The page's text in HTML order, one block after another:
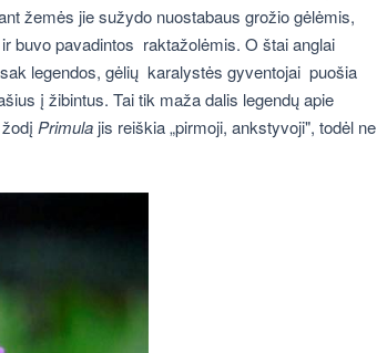
žemės jie sužydo nuostabaus grožio gėlėmis,
buvo pavadintos raktažolėmis. O štai anglai
legendos, gėlių karalystės gyventojai puošia
į žibintus. Tai tik maža dalis legendų apie
Primula jis reiškia „pirmoji, ankstyvoji", todėl ne